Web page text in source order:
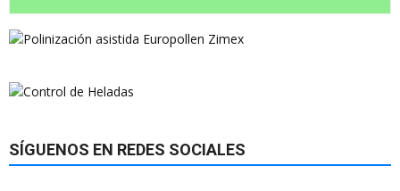
SÍGUENOS EN REDES SOCIALES